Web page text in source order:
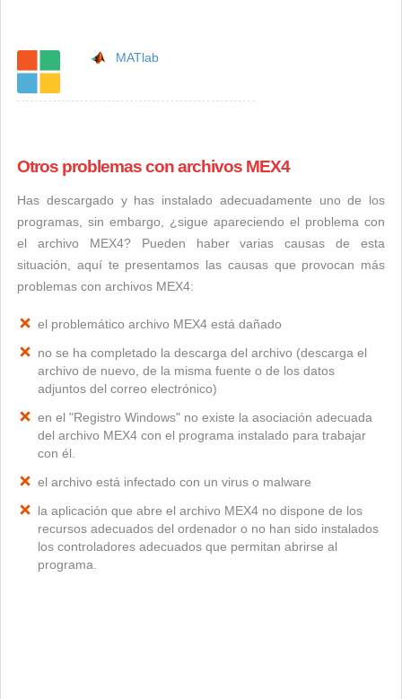
MATlab
Otros problemas con archivos MEX4
Has descargado y has instalado adecuadamente uno de los
programas, sin embargo, ¿sigue apareciendo el problema con
el archivo MEX4? Pueden haber varias causas de esta
situación, aquí te presentamos las causas que provocan más
problemas con archivos MEX4:
el problemático archivo MEX4 está dañado
no se ha completado la descarga del archivo (descarga el
archivo de nuevo, de la misma fuente o de los datos
adjuntos del correo electrónico)
en el "Registro Windows" no existe la asociación adecuada
del archivo MEX4 con el programa instalado para trabajar
con él.
el archivo está infectado con un virus o malware
la aplicación que abre el archivo MEX4 no dispone de los
recursos adecuados del ordenador o no han sido instalados
los controladores adecuados que permitan abrirse al
programa.